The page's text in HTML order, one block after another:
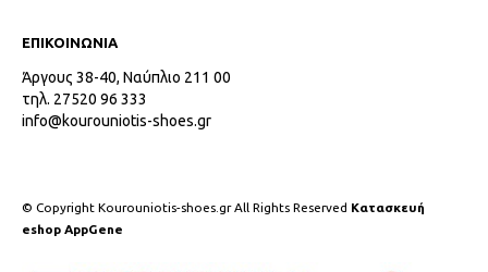
ΕΠΙΚΟΙΝΩΝΙΑ
Άργους 38-40, Ναύπλιο 211 00
τηλ. 27520 96 333
info@kourouniotis-shoes.gr
© Copyright Kourouniotis-shoes.gr All Rights Reserved Κατασκευή
eshop AppGene